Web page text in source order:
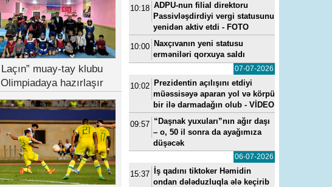
Laçın” muay-tay klubu
Olimpiadaya hazırlaşır
10:18 ADPU-nun filial direktoru
Passivləşdirdiyi vergi statusunu
yenidən aktiv etdi - FOTO
10:00 Naxçıvanın yeni statusu
erməniləri qorxuya saldı
07-07-2026
10:02 Prezidentin açılışını etdiyi
müəssisəyə aparan yol və körpü
bir ilə darmadağın olub - VİDEO
09:57 “Daşnak yuxuları”nın ağır daşı
– o, 50 il sonra da ayağımıza
düşəcək
06-07-2026
15:37
İş qadını tiktoker Həmidin
ondan dələduzluqla ələ keçirib